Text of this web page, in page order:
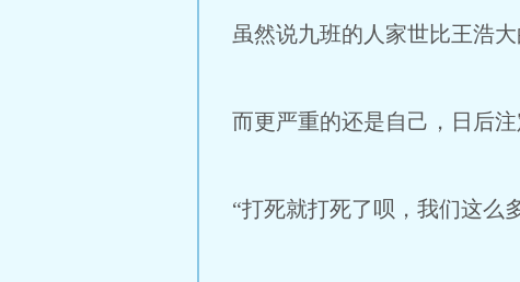
虽然说九班的人家世比王浩
而更严重的还是自己，日后注
“打死就打死了呗，我们这么